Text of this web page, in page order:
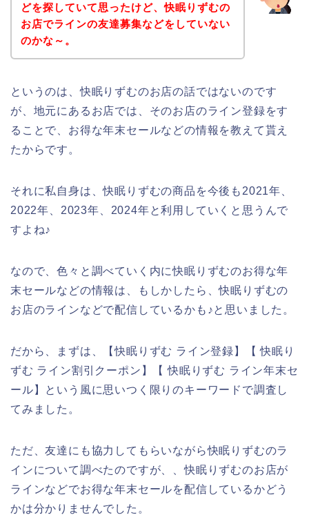
どを探していて思ったけど、快眠りずむの
お店でラインの友達募集などをしていない
のかな～。
というのは、快眠りずむのお店の話ではないのです
が、地元にあるお店では、そのお店のライン登録をす
ることで、お得な年末セールなどの情報を教えて貰え
たからです。
それに私自身は、快眠りずむの商品を今後も2021年、
2022年、2023年、2024年と利用していくと思うんで
すよね♪
なので、色々と調べていく内に快眠りずむのお得な年
末セールなどの情報は、もしかしたら、快眠りずむの
お店のラインなどで配信しているかも♪と思いました。
だから、まずは、【快眠りずむ ライン登録】【 快眠り
ずむ ライン割引クーポン】【 快眠りずむ ライン年末セ
ール】という風に思いつく限りのキーワードで調査し
てみました。
ただ、友達にも協力してもらいながら快眠りずむのラ
インについて調べたのですが、、快眠りずむのお店が
ラインなどでお得な年末セールを配信しているかどう
かは分かりませんでした。